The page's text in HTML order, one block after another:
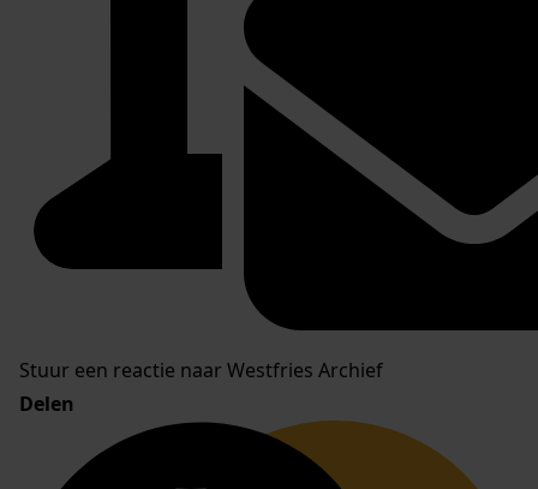
Stuur een reactie naar Westfries Archief
Delen